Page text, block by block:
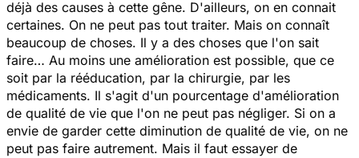
déjà des causes à cette gêne. D'ailleurs, on en connait
certaines. On ne peut pas tout traiter. Mais on connaît
beaucoup de choses. Il y a des choses que l'on sait
faire… Au moins une amélioration est possible, que ce
soit par la rééducation, par la chirurgie, par les
médicaments. Il s'agit d'un pourcentage d'amélioration
de qualité de vie que l'on ne peut pas négliger. Si on a
envie de garder cette diminution de qualité de vie, on ne
peut pas faire autrement. Mais il faut essayer de